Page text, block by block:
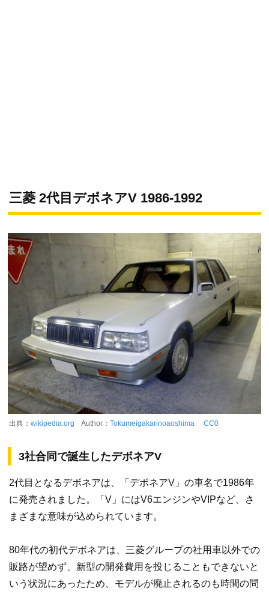
三菱 2代目デボネアV 1986-1992
出典： wikipedia.org Author： Tokumeigakarinoaoshima CC0
3社合同で誕生したデボネアV
2代目となるデボネアは、「デボネアV」の車名で1986年
に発売されました。「V」にはV6エンジンやVIPなど、さ
まざまな意味が込められています。
80年代の初代デボネアは、三菱グループの社用車以外での
販路が望めず、新型の開発費用を投じることもできないと
いう状況にあったため、モデルが廃止されるのも時間の問